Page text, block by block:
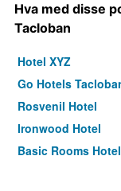
Hva med disse
Tacloban
Hotel XYZ
Go Hotels
Rosvenil Hotel
Ironwood Hotel
Basic Rooms Hotel